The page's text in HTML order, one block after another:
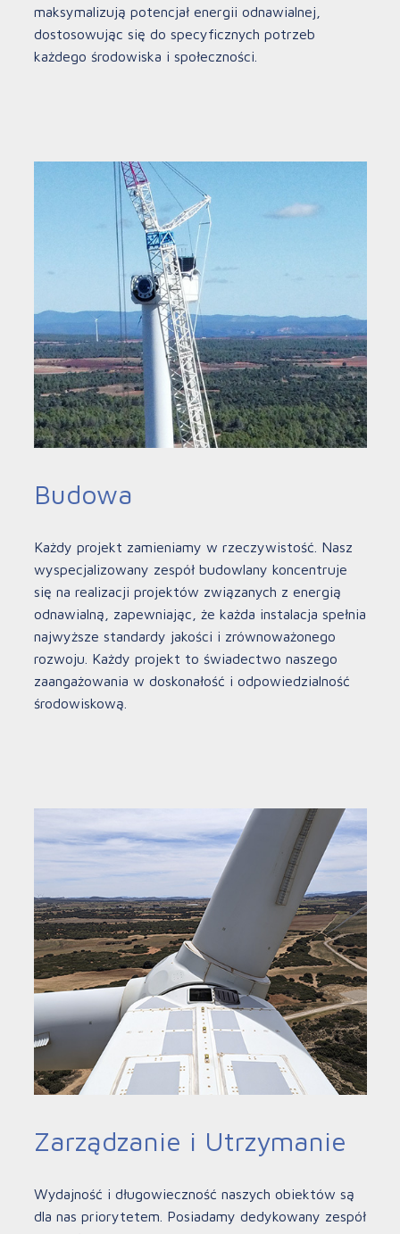
maksymalizują potencjał energii odnawialnej,
dostosowując się do specyficznych potrzeb
każdego środowiska i społeczności.
Budowa
Każdy projekt zamieniamy w rzeczywistość. Nasz
wyspecjalizowany zespół budowlany koncentruje
się na realizacji projektów związanych z energią
odnawialną, zapewniając, że każda instalacja spełnia
najwyższe standardy jakości i zrównoważonego
rozwoju. Każdy projekt to świadectwo naszego
zaangażowania w doskonałość i odpowiedzialność
środowiskową.
Zarządzanie i Utrzymanie
Wydajność i długowieczność naszych obiektów są
dla nas priorytetem. Posiadamy dedykowany zespół